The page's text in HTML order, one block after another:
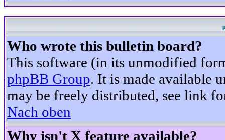
Who wrote this bulletin board?
This software (in its unmodified
phpBB Group. It is made available
may be freely distributed, see link
Nach oben
Why isn't X feature available?